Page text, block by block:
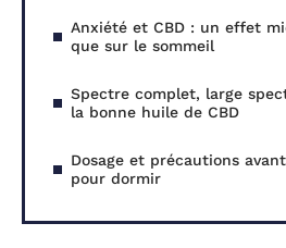
Anxiété et CBD : un effet
que sur le sommeil
Spectre complet, large
la bonne huile de CBD
Dosage et précautions
pour dormir